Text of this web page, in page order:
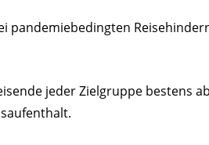
pandemiebedingten
jeder Zielgruppe bestens